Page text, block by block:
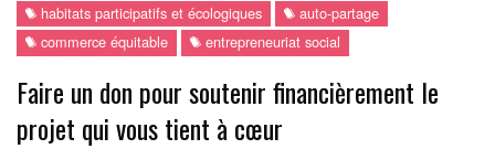
habitats participatifs et écologiques
auto-partage
commerce équitable
entrepreneuriat social
Faire un don pour soutenir financièrement le
projet qui vous tient à cœur